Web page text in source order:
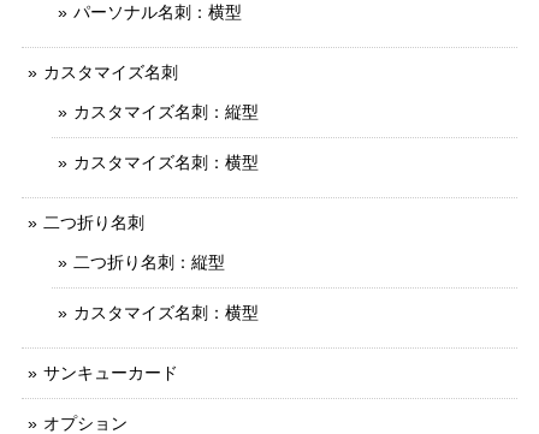
パーソナル名刺：横型
カスタマイズ名刺
カスタマイズ名刺：縦型
カスタマイズ名刺：横型
二つ折り名刺
二つ折り名刺：縦型
カスタマイズ名刺：横型
サンキューカード
オプション